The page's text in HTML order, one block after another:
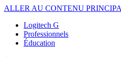
ALLER AU CONTENU
Logitech G
Professionnels
Éducation